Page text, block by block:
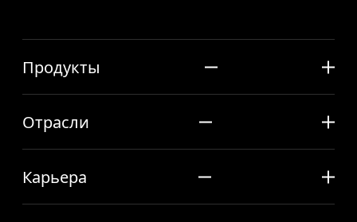
Продукты
Отрасли
Карьера